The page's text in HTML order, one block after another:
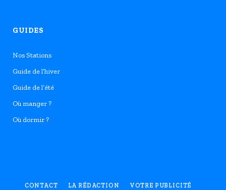
GUIDES
Nos Stations
Guide de l’hiver
Guide de l’été
Où manger ?
Où dormir ?
CONTACT LA RÉDACTION VOTRE PUBLICITÉ